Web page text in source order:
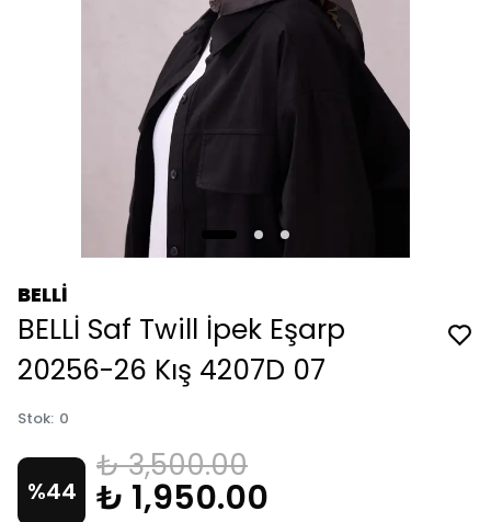
BELLİ
BELLİ Saf Twill İpek Eşarp
20256-26 Kış 4207D 07
Stok: 0
%44
₺ 3,500.00
₺ 1,950.00